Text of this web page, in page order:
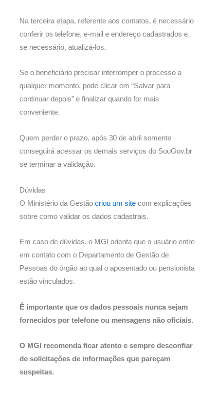
Na terceira etapa, referente aos contatos, é necessário
conferir os telefone, e-mail e endereço cadastrados e,
se necessário, atualizá-los.
Se o beneficiário precisar interromper o processo a
qualquer momento, pode clicar em “Salvar para
continuar depois” e finalizar quando for mais
conveniente.
Quem perder o prazo, após 30 de abril somente
conseguirá acessar os demais serviços do SouGov.br
se terminar a validação.
Dúvidas
O Ministério da Gestão criou um site com explicações
sobre como validar os dados cadastrais.
Em caso de dúvidas, o MGI orienta que o usuário entre
em contato com o Departamento de Gestão de
Pessoas do órgão ao qual o aposentado ou pensionista
estão vinculados.
É importante que os dados pessoais nunca sejam
fornecidos por telefone ou mensagens não oficiais.
O MGI recomenda ficar atento e sempre desconfiar
de solicitações de informações que pareçam
suspeitas.